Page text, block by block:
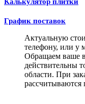
График поставок
Актуальную
телефону, или у
Обращаем ваше
действительны
области. При
рассчитываются